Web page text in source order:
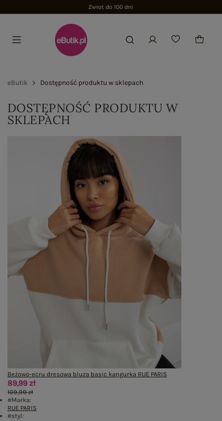
Zwrot do 100 dni
eButik Dostępność produktu w sklepach
DOSTĘPNOŚĆ PRODUKTU W
SKLEPACH
Beżowo-ecru dresowa bluza basic kangurka RUE PARIS
89,99 zł
109,99 zł
#Marka:
RUE PARIS
#styl: